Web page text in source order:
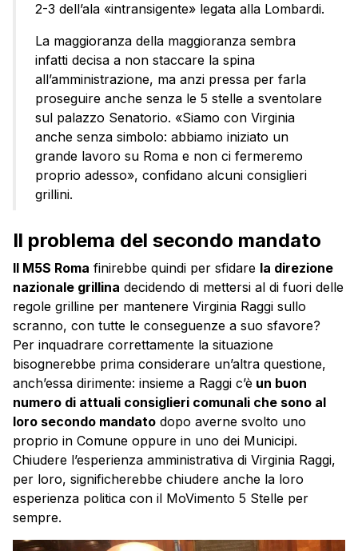
2-3 dell’ala «intransigente» legata alla Lombardi.
La maggioranza della maggioranza sembra
infatti decisa a non staccare la spina
all’amministrazione, ma anzi pressa per farla
proseguire anche senza le 5 stelle a sventolare
sul palazzo Senatorio. «Siamo con Virginia
anche senza simbolo: abbiamo iniziato un
grande lavoro su Roma e non ci fermeremo
proprio adesso», confidano alcuni consiglieri
grillini.
Il problema del secondo mandato
Il M5S Roma finirebbe quindi per sfidare la direzione
nazionale grillina decidendo di mettersi al di fuori delle
regole grilline per mantenere Virginia Raggi sullo
scranno, con tutte le conseguenze a suo sfavore?
Per inquadrare correttamente la situazione
bisognerebbe prima considerare un’altra questione,
anch’essa dirimente: insieme a Raggi c’è un buon
numero di attuali consiglieri comunali che sono al
loro secondo mandato dopo averne svolto uno
proprio in Comune oppure in uno dei Municipi.
Chiudere l’esperienza amministrativa di Virginia Raggi,
per loro, significherebbe chiudere anche la loro
esperienza politica con il MoVimento 5 Stelle per
sempre.